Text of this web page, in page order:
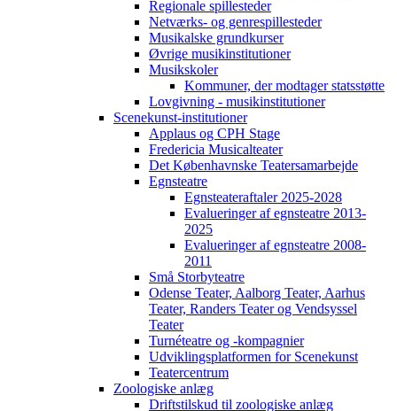
Regionale spillesteder
Netværks- og genrespillesteder
Musikalske grundkurser
Øvrige musikinstitutioner
Musikskoler
Kommuner, der modtager statsstøtte
Lovgivning - musikinstitutioner
Scenekunst-institutioner
Applaus og CPH Stage
Fredericia Musicalteater
Det Københavnske Teatersamarbejde
Egnsteatre
Egnsteateraftaler 2025-2028
Evalueringer af egnsteatre 2013-
2025
Evalueringer af egnsteatre 2008-
2011
Små Storbyteatre
Odense Teater, Aalborg Teater, Aarhus
Teater, Randers Teater og Vendsyssel
Teater
Turnéteatre og -kompagnier
Udviklingsplatformen for Scenekunst
Teatercentrum
Zoologiske anlæg
Driftstilskud til zoologiske anlæg